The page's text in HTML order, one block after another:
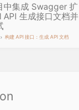
中集成 Swagger 扩
API 生成接口文档并
构建 API 接口：生成 API 文档